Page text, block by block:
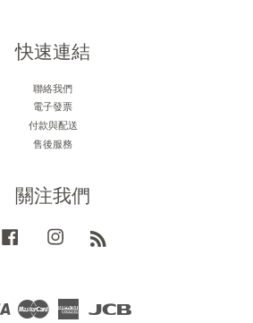
快速連結
聯絡我們
電子發票
付款與配送
售後服務
關注我們
Facebook Instagram
Visa
American